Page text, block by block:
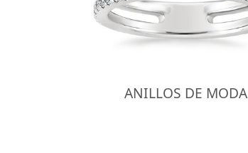
ANILLOS DE MODA